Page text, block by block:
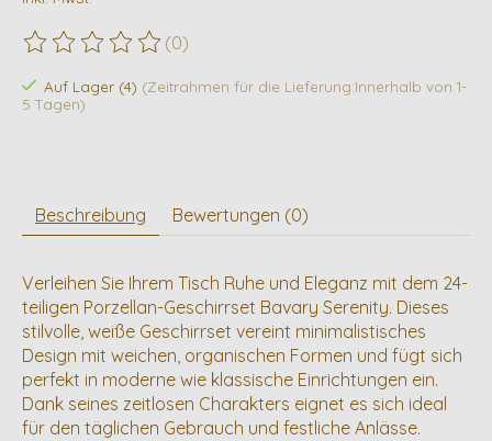
Die Bewertung dieses Produkts ist
(0)
Auf Lager (4) (Zeitrahmen für die Lieferung:Innerhalb von 1-
5 Tagen)
Beschreibung Bewertungen (0)
Verleihen Sie Ihrem Tisch Ruhe und Eleganz mit dem 24-
teiligen Porzellan-Geschirrset Bavary Serenity. Dieses
stilvolle, weiße Geschirrset vereint minimalistisches
Design mit weichen, organischen Formen und fügt sich
perfekt in moderne wie klassische Einrichtungen ein.
Dank seines zeitlosen Charakters eignet es sich ideal
für den täglichen Gebrauch und festliche Anlässe.